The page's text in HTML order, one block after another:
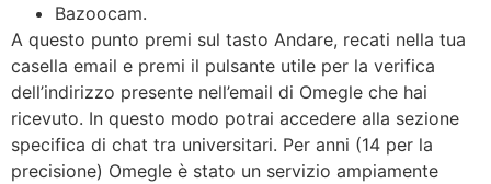
Bazoocam.
A questo punto premi sul tasto Andare, recati nella tua
casella email e premi il pulsante utile per la verifica
dell’indirizzo presente nell’email di Omegle che hai
ricevuto. In questo modo potrai accedere alla sezione
specifica di chat tra universitari. Per anni (14 per la
precisione) Omegle è stato un servizio ampiamente